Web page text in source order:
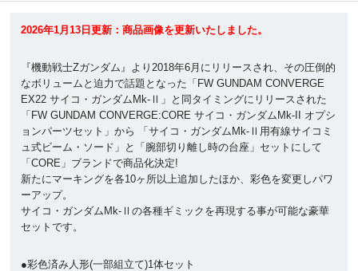
2026年1月13日更新：商品画像を更新いたしました。
『機動戦士Ζガンダム』より2018年6月にリリースされ、その圧倒的
なボリュームと迫力で話題となった「FW GUNDAM CONVERGE
EX22 サイコ・ガンダムMk-Ⅱ」と同タイミングにリリースされた
「FW GUNDAM CONVERGE:CORE サイコ・ガンダムMk-II オプシ
ョンパーツセット」から 「サイコ・ガンダムMk-Ⅱ用有線サイコミ
ュ式ビーム・ソード」と「腕部切り離し時の台座」セットにして
「CORE」ブランドで商品化決定!
新たにマーキングを各10ヶ所以上追加したほか、彩色を変更しパワ
ーアップ。
サイコ・ガンダムMk-Ⅱの各種ギミックを再現する事が可能な豪華
セットです。
●彩色済み人形(一部組立て)1体セット